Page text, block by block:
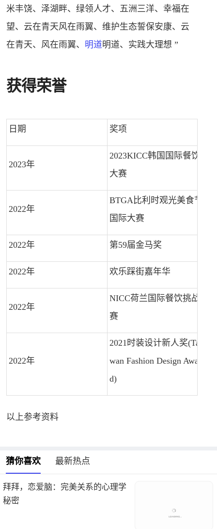
米丰饶、泽湖畔、绿领人才、五洲三洋、幸福在
望、云在青天风在雨翼、维护生态誓保安康、云
在青天、风在雨翼、 明道明道、实践大理想 ”
获得荣誉
日期 奖项
2023年
2023KICC韩国国际餐饮
大赛
2022年
BTGA比利时观光美食节
国际大赛
2022年 第59届金马奖
2022年 欢乐踩街嘉年华
2022年
NICC荷兰国际餐饮挑战
赛
2022年
2021时装设计新人奖(Tai
wan Fashion Design Awar
d)
以上参考资料
猜你喜欢 最新热点
拜拜，恋爱脑：完美关系的心理学
秘密